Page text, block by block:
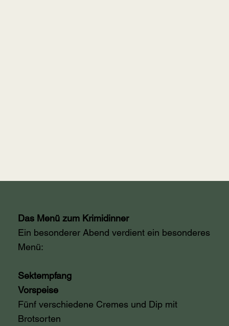
Das Menü zum Krimidinner
Ein besonderer Abend verdient ein besonderes
Menü:
Sektempfang
Vorspeise
Fünf verschiedene Cremes und Dip mit
Brotsorten